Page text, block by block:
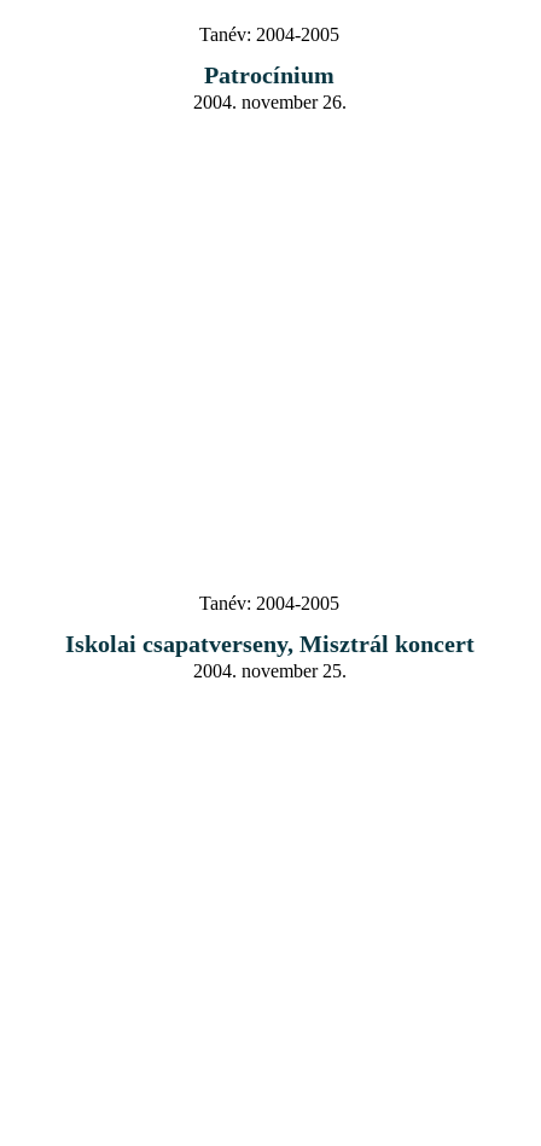
Tanév: 2004-2005
Patrocínium
2004. november 26.
Tanév: 2004-2005
Iskolai csapatverseny, Misztrál koncert
2004. november 25.